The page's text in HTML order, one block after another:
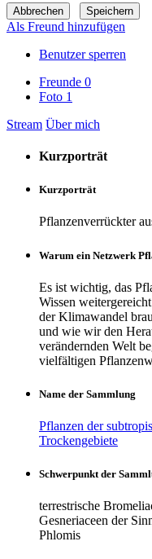
Als Freund hinzufügen
Benutzer sperren
Freunde 0
Foto 1
Stream Über mich
Kurzporträt
Kurzporträt
Pflanzenverrückter
Warum ein Netzwerk
Es ist wichtig, das
Wissen
der Klimawandel
und wie wir den
verändernden Welt
vielfältigen
Name der Sammlung
Pflanzen der
Trockengebiete
Schwerpunkt der
terrestrische
Gesneriaceen der
Phlomis